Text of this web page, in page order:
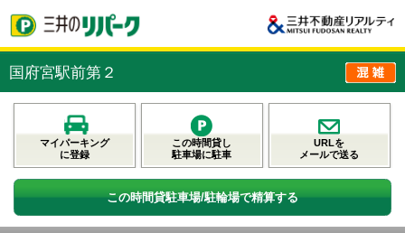
国府宮駅前第２
マイパーキング
に登録
この時間貸し
駐車場に駐車
URLを
メールで送る
この時間貸駐車場/駐輪場で精算する